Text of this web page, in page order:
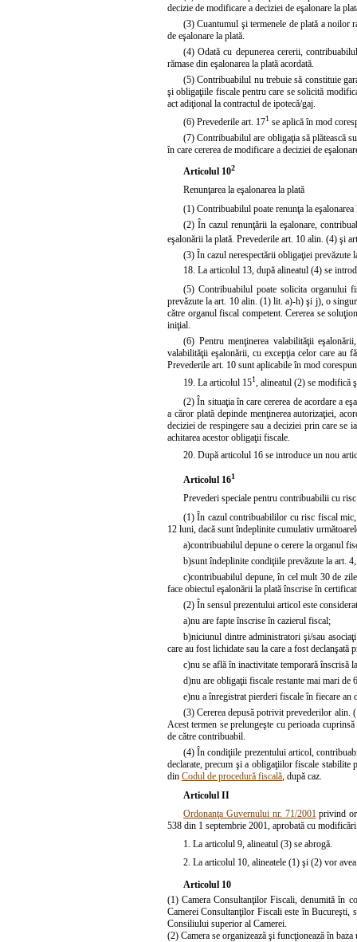
decizie de modificare a deciziei de eşalonare la
(3) Cuantumul şi termenele de plată a noilor
de eşalonare la plată.
(4) Odată cu depunerea cererii,
rămase din eşalonarea la plată acordată.
(5) Contribuabilul nu trebuie să constituie
şi obligaţiile fiscale pentru care se solicită
act adiţional la contractul de ipotecă/gaj.
(6) Prevederile art. 171 se aplică în mod
(7) Contribuabilul are obligaţia să plătească
în care cererea de modificare a deciziei de
Articolul 102
Renunţarea la eşalonarea la plată
(1) Contribuabilul poate renunţa la eşalonarea
(2) În cazul renunţării la eşalonare,
eşalonării la plată. Prevederile art. 10 alin. (4) şi
(3) În cazul nerespectării obligaţiei prevăzute
18. La articolul 13, după alineatul (4) se
(5) Contribuabilul poate solicita organului
prevăzute laart. 10 alin. (1)lit. a)-h) şi j), o
către organul fiscal competent. Cererea se
iniţial.
(6) Pentru menţinerea valabilităţii
valabilităţii eşalonării, cu excepţia celor care au
Prevederile art. 10 sunt aplicabile în mod
19. La articolul 151 alineatul (2) se modifică
(2) În situaţia în care cererea de acordare a
a căror plată depinde menţinerea autorizaţiei,
deciziei de respingere sau a deciziei prin care se
achitarea acestor obligaţii fiscale.
20. După articolul 16 se introduce un nou
Articolul 161
Prevederi speciale pentru contribuabilii cu
(1) În cazul contribuabililor cu risc fiscal mic,
12 luni, dacă sunt îndeplinite cumulativ
a)contribuabilul depune o cerere la organul
b)sunt îndeplinite condiţiile prevăzute la art.
c)contribuabilul depune, în cel mult 30 de
face obiectul eşalonării la plată înscrise în
(2) În sensul prezentului articol este
a)nu are fapte înscrise în cazierul fiscal;
b)niciunul dintre administratori şi/sau
care au fost lichidate sau la care a fost
c)nu se află în inactivitate temporară înscrisă
d)nu are obligaţii fiscale restante mai mari de
e)nu a înregistrat pierderi fiscale în fiecare
(3) Cererea depusă potrivit prevederilor alin.
Acest termen se prelungeşte cu perioada
de către contribuabil.
(4) În condiţiile prezentului articol,
declarate, precum şi a obligaţiilor fiscale stabilite
din Codul de procedură fiscală , după caz.
Articolul II
Ordonanţa Guvernului nr. 71/2001 privind
538 din 1 septembrie 2001, aprobată cu
1. La articolul 9, alineatul (3) se abrogă.
2. La articolul 10, alineatele (1) şi (2) vor
Articolul 10
(1) Camera Consultanţilor Fiscali, denumită în
Camerei Consultanţilor Fiscali este în Bucureşti,
Consiliului superior al Camerei.
(2) Camera se organizează şi funcţionează în